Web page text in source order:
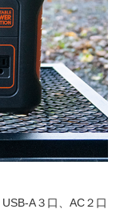
A３口、AC２口